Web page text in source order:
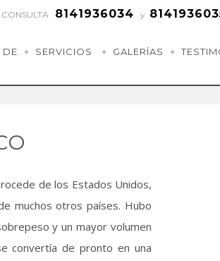
8141936034 y
DE SERVICIOS GALERÍAS
de los Estados Unidos,
muchos otros países. Hubo
y un mayor volumen
convertía de pronto en una